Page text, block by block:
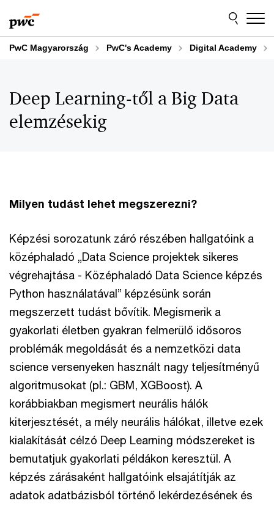
to
content
to
footer
PwC Magyarország PwC's Academy Digital Academy
Deep Learning-től a Big Data
elemzésekig
Milyen tudást lehet megszerezni?
Képzési sorozatunk záró részében hallgatóink a
középhaladó „Data Science projektek sikeres
végrehajtása - Középhaladó Data Science képzés
Python használatával” képzésünk során
megszerzett tudást bővítik. Megismerik a
gyakorlati életben gyakran felmerülő idősoros
problémák megoldását és a nemzetközi data
science versenyeken használt nagy teljesítményű
algoritmusokat (pl.: GBM, XGBoost). A
korábbiakban megismert neurális hálók
kiterjesztését, a mély neurális hálókat, illetve ezek
kialakítását célzó Deep Learning módszereket is
bemutatjuk gyakorlati példákon keresztül. A
képzés zárásaként hallgatóink elsajátítják az
adatok adatbázisból történő lekérdezésének és